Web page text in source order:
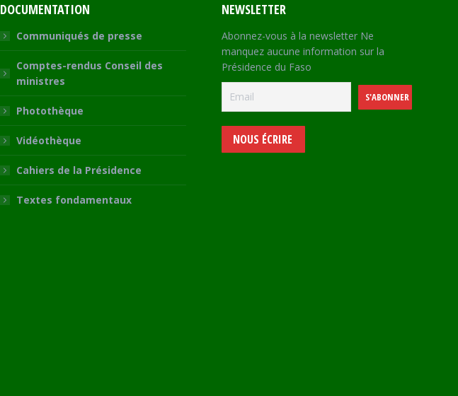
DOCUMENTATION
Communiqués de presse
Comptes-rendus Conseil des
ministres
Photothèque
Vidéothèque
Cahiers de la Présidence
Textes fondamentaux
NEWSLETTER
Abonnez-vous à la newsletter Ne
manquez aucune information sur la
Présidence du Faso
NOUS ÉCRIRE